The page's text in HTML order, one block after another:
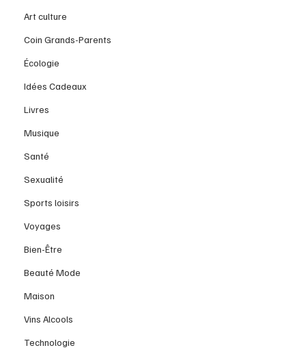
Art culture
Coin Grands-Parents
Écologie
Idées Cadeaux
Livres
Musique
Santé
Sexualité
Sports loisirs
Voyages
Bien-Être
Beauté Mode
Maison
Vins Alcools
Technologie